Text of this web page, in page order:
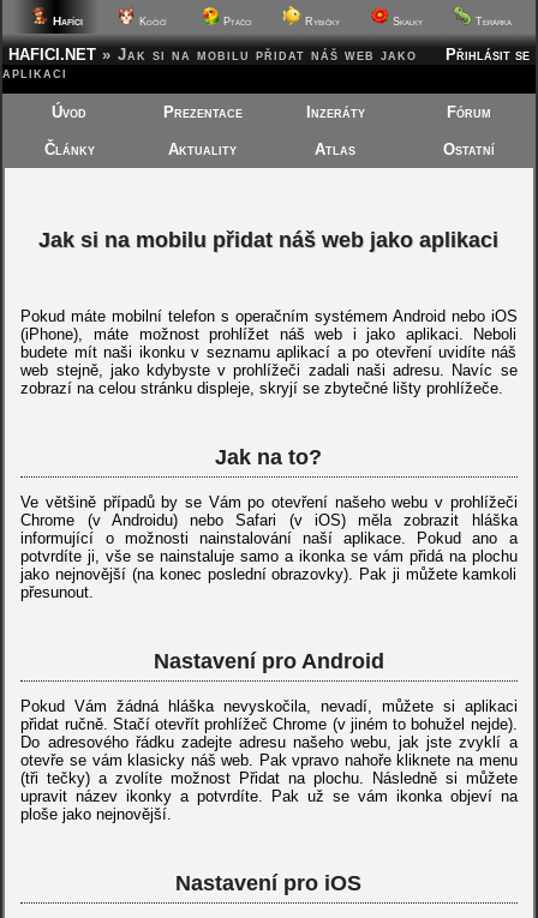
Hafíci Kočičí Ptáčci Rybičky Skalky Terárka
Přihlásit se
HAFICI.NET » Jak si na mobilu přidat náš web jako
aplikaci
Úvod Prezentace Inzeráty Fórum
Články Aktuality Atlas Ostatní
Jak si na mobilu přidat náš web jako aplikaci
Pokud máte mobilní telefon s operačním systémem Android nebo iOS
(iPhone), máte možnost prohlížet náš web i jako aplikaci. Neboli
budete mít naši ikonku v seznamu aplikací a po otevření uvidíte náš
web stejně, jako kdybyste v prohlížeči zadali naši adresu. Navíc se
zobrazí na celou stránku displeje, skryjí se zbytečné lišty prohlížeče.
Jak na to?
Ve většině případů by se Vám po otevření našeho webu v prohlížeči
Chrome (v Androidu) nebo Safari (v iOS) měla zobrazit hláška
informující o možnosti nainstalování naší aplikace. Pokud ano a
potvrdíte ji, vše se nainstaluje samo a ikonka se vám přidá na plochu
jako nejnovější (na konec poslední obrazovky). Pak ji můžete kamkoli
přesunout.
Nastavení pro Android
Pokud Vám žádná hláška nevyskočila, nevadí, můžete si aplikaci
přidat ručně. Stačí otevřít prohlížeč Chrome (v jiném to bohužel nejde).
Do adresového řádku zadejte adresu našeho webu, jak jste zvyklí a
otevře se vám klasicky náš web. Pak vpravo nahoře kliknete na menu
(tři tečky) a zvolíte možnost Přidat na plochu. Následně si můžete
upravit název ikonky a potvrdíte. Pak už se vám ikonka objeví na
ploše jako nejnovější.
Nastavení pro iOS